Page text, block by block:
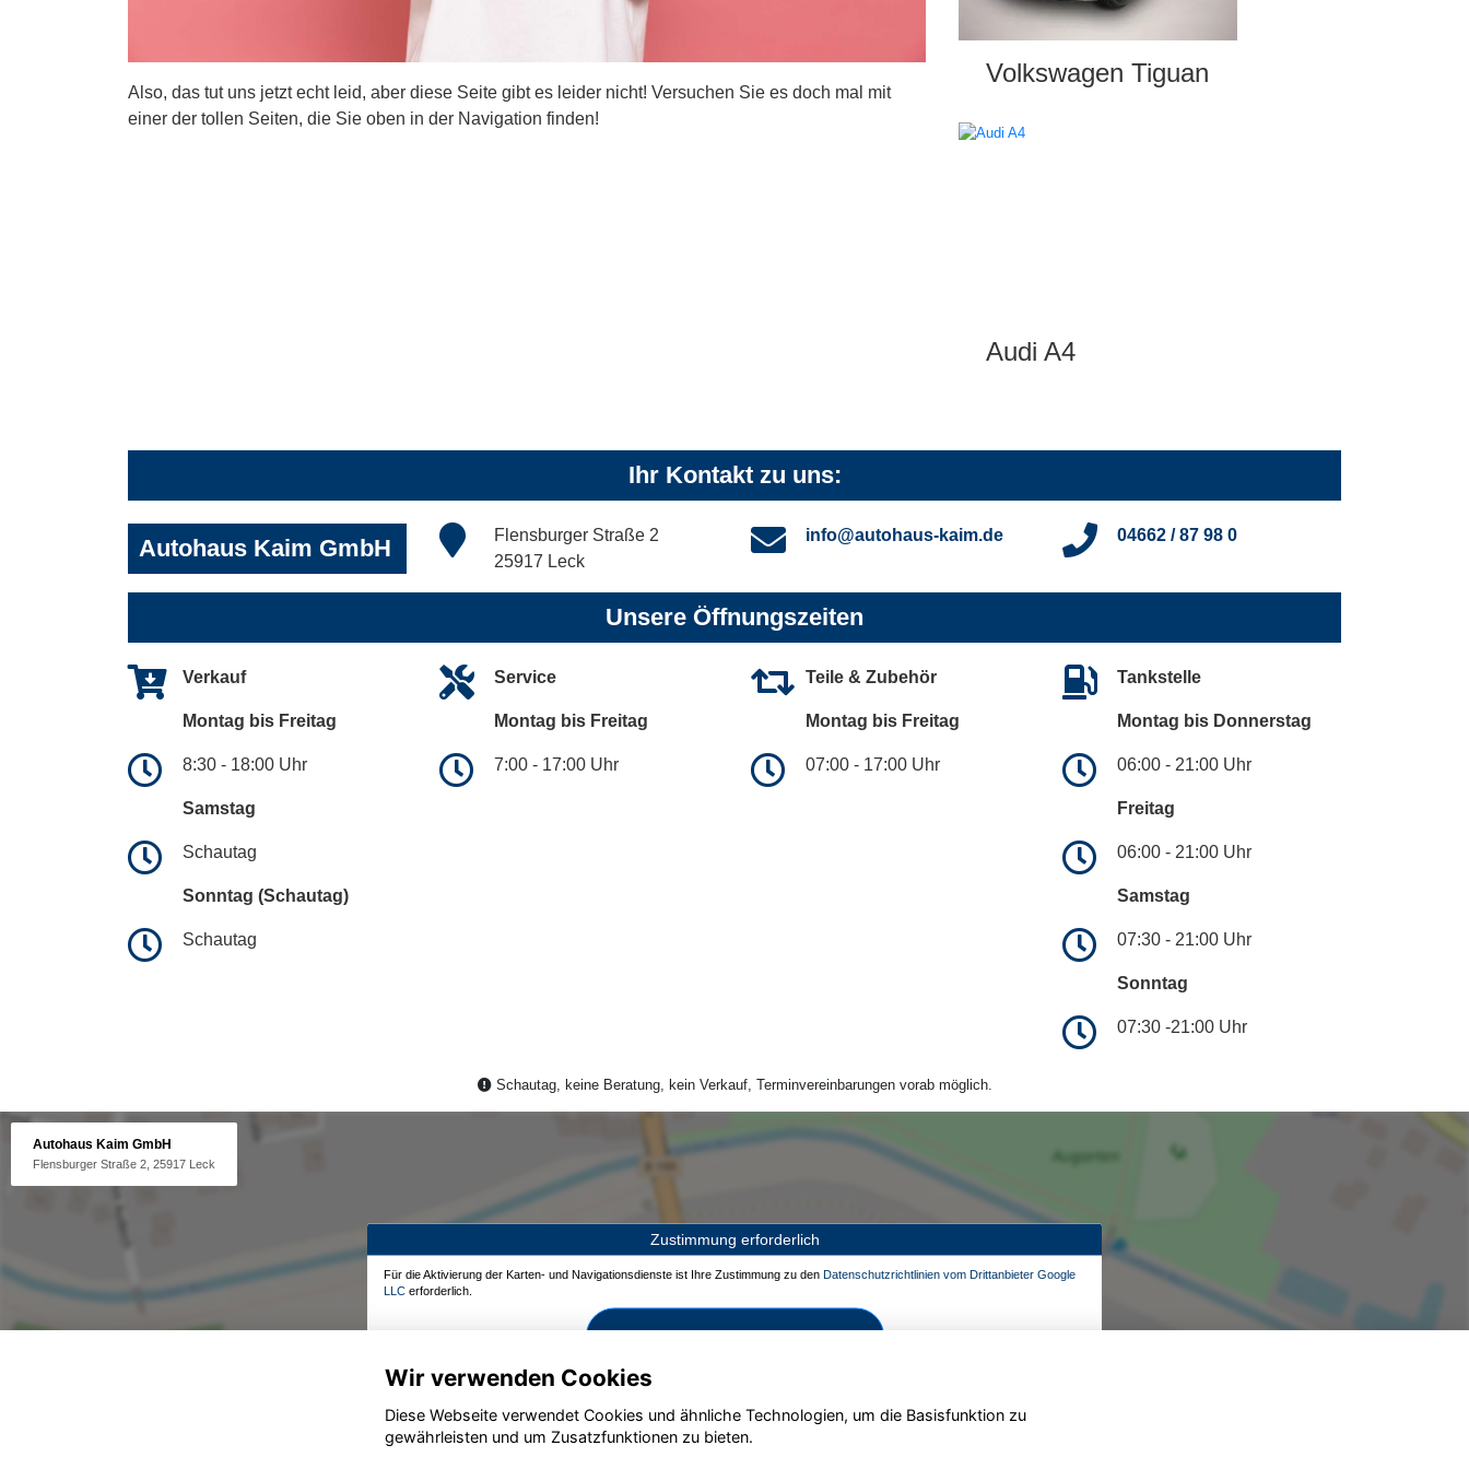
Also, das tut uns jetzt echt leid, aber diese Seite gibt es leider nicht! Versuchen Sie es doch mal mit
einer der tollen Seiten, die Sie oben in der Navigation finden!
Volkswagen Tiguan
Audi A4
Ihr Kontakt zu uns:
Autohaus Kaim GmbH
Flensburger Straße 2
25917 Leck
info@autohaus-kaim.de 04662 / 87 98 0
Unsere Öffnungszeiten
Verkauf
Montag bis Freitag
8:30 - 18:00 Uhr
Samstag
Schautag
Sonntag (Schautag)
Schautag
Service
Montag bis Freitag
7:00 - 17:00 Uhr
Teile & Zubehör
Montag bis Freitag
07:00 - 17:00 Uhr
Tankstelle
Montag bis Donnerstag
06:00 - 21:00 Uhr
Freitag
06:00 - 21:00 Uhr
Samstag
07:30 - 21:00 Uhr
Sonntag
07:30 -21:00 Uhr
Schautag, keine Beratung, kein Verkauf, Terminvereinbarungen vorab möglich.
Autohaus Kaim GmbH
Flensburger Straße 2, 25917 Leck
Zustimmung erforderlich
Für die Aktivierung der Karten- und Navigationsdienste ist Ihre Zustimmung zu den Datenschutzrichtlinien vom Drittanbieter Google
LLC erforderlich.
Zustimmen und aktivieren
Wir verwenden Cookies
Diese Webseite verwendet Cookies und ähnliche Technologien, um die Basisfunktion zu
gewährleisten und um Zusatzfunktionen zu bieten.